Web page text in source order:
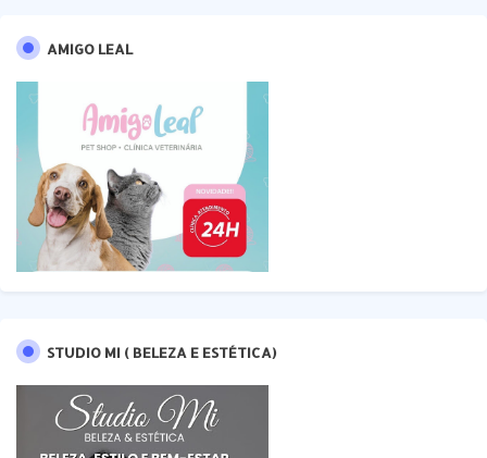
AMIGO LEAL
STUDIO MI ( BELEZA E ESTÉTICA)